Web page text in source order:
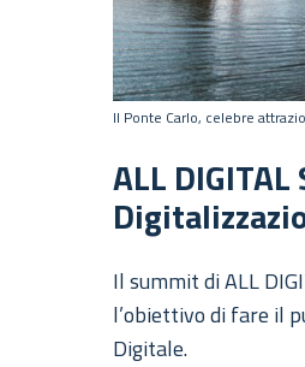
Il Ponte Carlo, celebre
ALL
Il summit di ALL
l’obiettivo di fare il
Digitale.